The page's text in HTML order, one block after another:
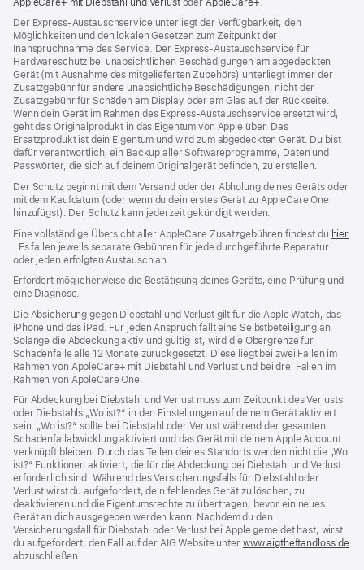
neues
Fenster)
neues
Fenster)
Der Express-Austauschservice unterliegt der Verfügbarkeit, den
Möglichkeiten und den lokalen Gesetzen zum Zeitpunkt der
Inanspruchnahme des Service. Der Express-Austauschservice für
Hardwareschutz bei unabsichtlichen Beschädigungen am abgedeckten
Gerät (mit Ausnahme des mitgelieferten Zubehörs) unterliegt immer der
Zusatzgebühr für andere unabsichtliche Beschädigungen, nicht der
Zusatzgebühr für Schäden am Display oder am Glas auf der Rückseite.
Wenn dein Gerät im Rahmen des Express-Austauschservice ersetzt wird,
geht das Originalprodukt in das Eigentum von Apple über. Das
Ersatzprodukt ist dein Eigentum und wird zum abgedeckten Gerät. Du bist
dafür verantwortlich, ein Backup aller Softwareprogramme, Daten und
Passwörter, die sich auf deinem Originalgerät befinden, zu erstellen.
Der Schutz beginnt mit dem Versand oder der Abholung deines Geräts oder
mit dem Kaufdatum (oder wenn du dein erstes Gerät zu AppleCare One
hinzufügst). Der Schutz kann jederzeit gekündigt werden.
Eine vollständige Übersicht aller AppleCare Zusatzgebühren findest du hier
(Öffnet
ein
Fenster)
. Es fallen jeweils separate Gebühren für jede durchgeführte Reparatur
oder jeden erfolgten Austausch an.
Erfordert möglicherweise die Bestätigung deines Geräts, eine Prüfung und
eine Diagnose.
Die Absicherung gegen Diebstahl und Verlust gilt für die Apple Watch, das
iPhone und das iPad. Für jeden Anspruch fällt eine Selbstbeteiligung an.
Solange die Abdeckung aktiv und gültig ist, wird die Obergrenze für
Schadenfälle alle 12 Monate zurückgesetzt. Diese liegt bei zwei Fällen im
Rahmen von AppleCare+ mit Diebstahl und Verlust und bei drei Fällen im
Rahmen von AppleCare One.
Für Abdeckung bei Diebstahl und Verlust muss zum Zeit­punkt des Verlusts
oder Dieb­stahls „Wo ist?“ in den Einstellungen auf deinem Gerät aktiviert
sein. „Wo ist?“ sollte bei Diebstahl oder Verlust während der gesamten
Schadenfallabwicklung aktiviert und das Gerät mit deinem Apple Account
verknüpft bleiben. Durch das Teilen deines Standorts werden nicht die „Wo
ist?“ Funktionen aktiviert, die für die Abdeckung bei Diebstahl und Verlust
erforderlich sind. Während des Versicherungs­falls für Diebstahl oder
Verlust wirst du aufgefordert, dein fehlendes Gerät zu löschen, zu
deaktivieren und die Eigentums­rechte zu übertragen, bevor ein neues
Gerät an dich ausgegeben werden kann. Nachdem du den
Versicherungsfall für Diebstahl oder Verlust bei Apple gemeldet hast, wirst
du aufgefordert, den Fall auf der AIG Website unter www.aigtheftandloss.de
abzuschließen.